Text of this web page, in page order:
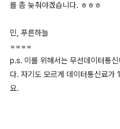
를 좀 늦춰야겠습니다. ㅎㅎㅎ
민, 푸른하늘
====
p.s. 이를 위해서는 무선데이터통
다. 자기도 모르게 데이터통신료가
요.